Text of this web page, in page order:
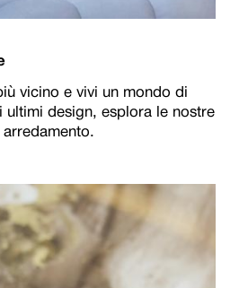
vicino e vivi un mondo di
ultimi design, esplora le nostre